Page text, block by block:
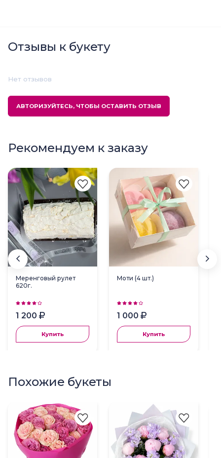
Отзывы к букету
Нет отзывов
АВТОРИЗУЙТЕСЬ, ЧТОБЫ ОСТАВИТЬ ОТЗЫВ
Рекомендуем к заказу
Меренговый рулет
620г.
1 200
Купить
Моти (4 шт.)
1 000
Купить
Похожие букеты